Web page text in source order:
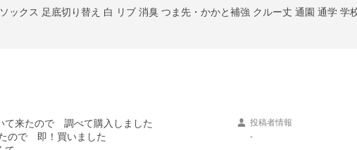
ックス 足底切り替え 白 リブ 消臭 つま先・かかと補強 クルー丈 通園 通学 学
来たので　調べて購入しました
ので　即！買いました
投稿者情報
-